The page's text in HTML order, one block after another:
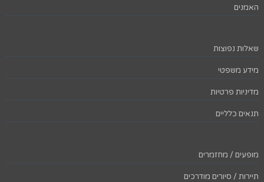
האמנים
שאלות נפוצות
מידע משפטי
מדיניות פרטיות
תנאים כלליים
מופעים / מחזמרים
תיירות / סיורים מודרכים